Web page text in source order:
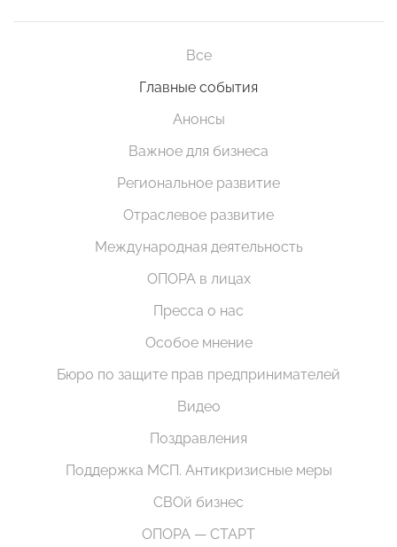
Все
Главные события
Анонсы
Важное для бизнеса
Региональное развитие
Отраслевое развитие
Международная деятельность
ОПОРА в лицах
Пресса о нас
Особое мнение
Бюро по защите прав предпринимателей
Видео
Поздравления
Поддержка МСП. Антикризисные меры
СВОй бизнес
ОПОРА — СТАРТ